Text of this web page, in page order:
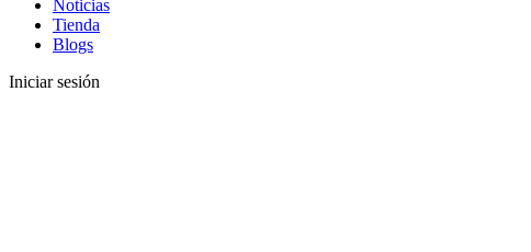
Noticias
Tienda
Blogs
Iniciar sesión